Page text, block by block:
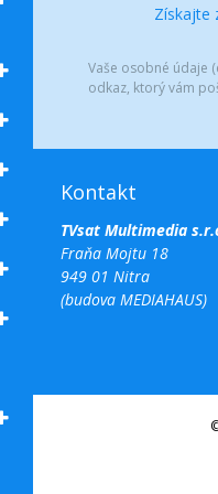
Získajte
Vaše osobné údaje
odkaz, ktorý vám
Kontakt
TVsat Multimedia
Fraňa Mojtu 18
949 01 Nitra
(budova MEDIAHAUS)